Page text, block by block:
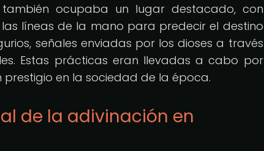
ocupaba un lugar destacado, con
líneas de la mano para predecir el destino
señales enviadas por los dioses a través
Estas prácticas eran llevadas a cabo por
en la sociedad de la época.
de la adivinación en